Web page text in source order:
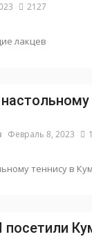
2127
лакцев
Февраль 8, 2023
теннису в